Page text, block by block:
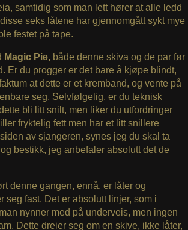
samtidig som man lett hører at alle ledd
seks låtene har gjennomgått sykt mye
festet på tape.
Magic Pie,både denne skiva og de par før
Er du progger er det bare å kjøpe blindt,
at dette er et kremband, og vente på
seg. Selvfølgelig, er du teknisk
bli litt snilt, men liker du utfordringer
fryktelig fett men har et litt snillere
av sjangeren, synes jeg du skal ta
bestikk, jeg anbefaler absolutt det de
denne gangen, ennå, er låter og
seg fast. Det er absolutt linjer, som i
nynner med på underveis, men ingen
Dette dreier seg om en skive, ikke låter,